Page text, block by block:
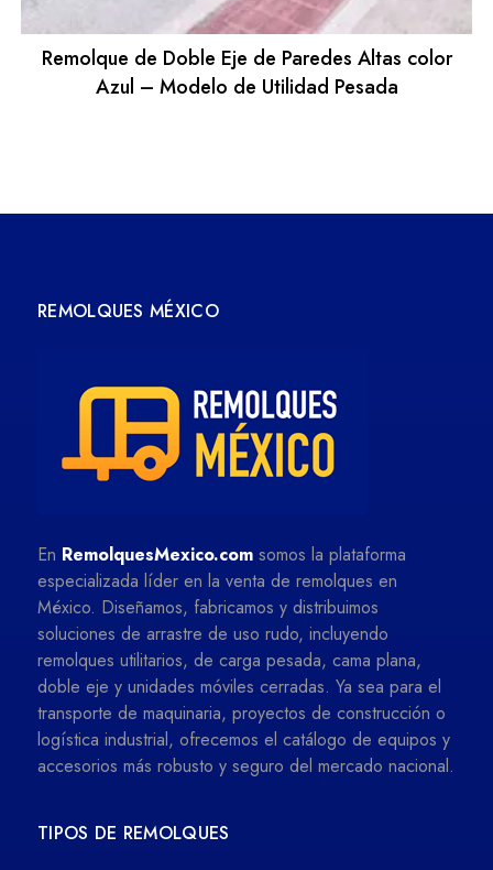
Remolque de Doble Eje de Paredes Altas color
Azul – Modelo de Utilidad Pesada
REMOLQUES MÉXICO
En RemolquesMexico.com somos la plataforma
especializada líder en la venta de remolques en
México. Diseñamos, fabricamos y distribuimos
soluciones de arrastre de uso rudo, incluyendo
remolques utilitarios, de carga pesada, cama plana,
doble eje y unidades móviles cerradas. Ya sea para el
transporte de maquinaria, proyectos de construcción o
logística industrial, ofrecemos el catálogo de equipos y
accesorios más robusto y seguro del mercado nacional.
TIPOS DE REMOLQUES